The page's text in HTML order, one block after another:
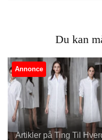
Du kan
Annonce
Artikler på Ting Til